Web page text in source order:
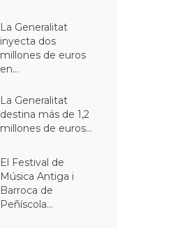
La Generalitat
inyecta dos
millones de euros
en...
La Generalitat
destina más de 1,2
millones de euros...
El Festival de
Música Antiga i
Barroca de
Peñíscola...